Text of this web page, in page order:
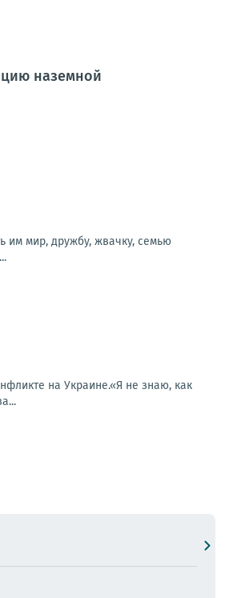
наземной
им мир, дружбу, жвачку, семью
на Украине.«Я не знаю, как